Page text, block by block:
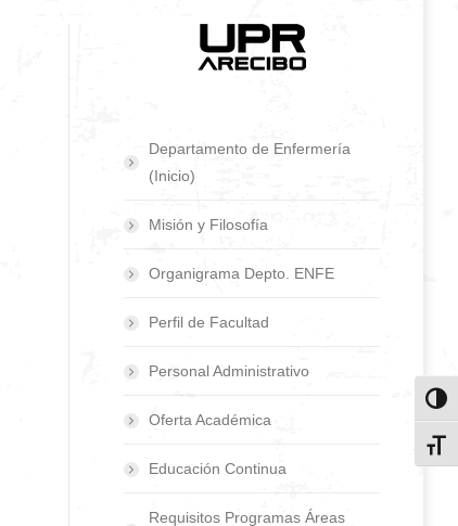
Departamento de Enfermería
(Inicio)
Misión y Filosofía
Organigrama Depto. ENFE
Perfil de Facultad
Personal Administrativo
Oferta Académica
Educación Continua
Requisitos Programas Áreas